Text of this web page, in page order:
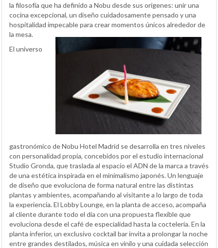
la filosofía que ha definido a Nobu desde sus orígenes: unir una
cocina excepcional, un diseño cuidadosamente pensado y una
hospitalidad impecable para crear momentos únicos alrededor de
la mesa.
El universo
gastronómico de Nobu Hotel Madrid se desarrolla en tres niveles
con personalidad propia, concebidos por el estudio internacional
Studio Gronda, que traslada al espacio el ADN de la marca a través
de una estética inspirada en el minimalismo japonés. Un lenguaje
de diseño que evoluciona de forma natural entre las distintas
plantas y ambientes, acompañando al visitante a lo largo de toda
la experiencia. El Lobby Lounge, en la planta de acceso, acompaña
al cliente durante todo el día con una propuesta flexible que
evoluciona desde el café de especialidad hasta la coctelería. En la
planta inferior, un exclusivo cocktail bar invita a prolongar la noche
entre grandes destilados, música en vinilo y una cuidada selección